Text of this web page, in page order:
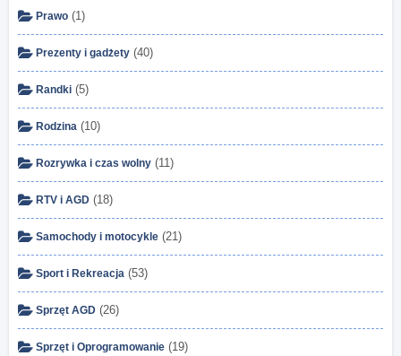
Prawo (1)
Prezenty i gadżety (40)
Randki (5)
Rodzina (10)
Rozrywka i czas wolny (11)
RTV i AGD (18)
Samochody i motocykle (21)
Sport i Rekreacja (53)
Sprzęt AGD (26)
Sprzęt i Oprogramowanie (19)